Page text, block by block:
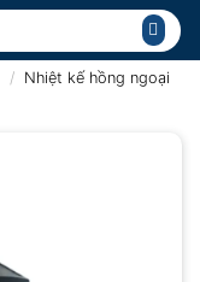
/ Nhiệt kế hồng ngoại